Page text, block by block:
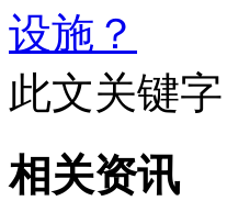
设施？
此文关键字
相关资讯